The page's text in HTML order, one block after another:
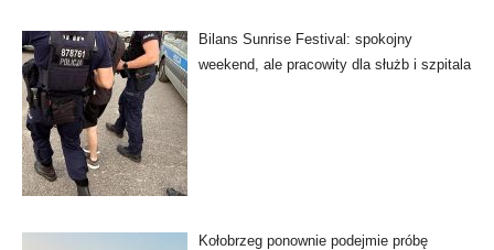
Bilans Sunrise Festival: spokojny
weekend, ale pracowity dla służb i szpitala
Kołobrzeg ponownie podejmie próbę